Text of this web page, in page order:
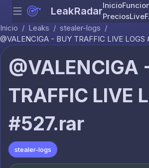
Skip to
Menu LeakRadarInicio
PreciosLive
Inicio / Leaks / stealer-logs /
@VALENCIGA - BUY TRAFFIC LIVE LOGS
@VALENCIGA
TRAFFIC LIVE
#527.rar
stealer-logs